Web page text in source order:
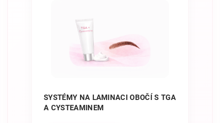
SYSTÉMY NA LAMINACI OBOČÍ S TGA
A CYSTEAMINEM